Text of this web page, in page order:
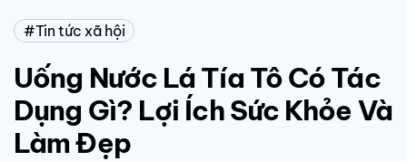
Tin tức xã hội
Uống Nước Lá Tía Tô Có Tác
Dụng Gì? Lợi Ích Sức Khỏe Và
Làm Đẹp